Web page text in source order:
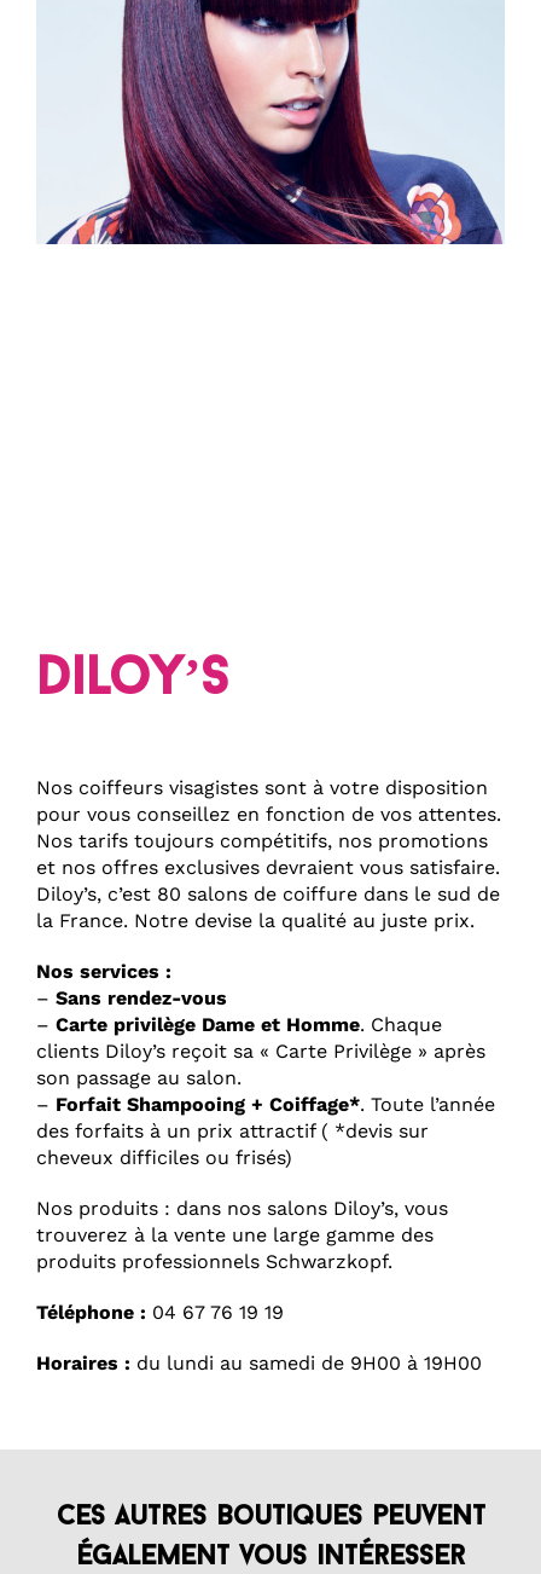
Diloy’s
Nos coiffeurs visagistes sont à votre disposition
pour vous conseillez en fonction de vos attentes.
Nos tarifs toujours compétitifs, nos promotions
et nos offres exclusives devraient vous satisfaire.
Diloy’s, c’est 80 salons de coiffure dans le sud de
la France. Notre devise la qualité au juste prix.
Nos services :
– Sans rendez-vous
– Carte privilège Dame et Homme. Chaque
clients Diloy’s reçoit sa « Carte Privilège » après
son passage au salon.
– Forfait Shampooing + Coiffage*. Toute l’année
des forfaits à un prix attractif ( *devis sur
cheveux difficiles ou frisés)
Nos produits : dans nos salons Diloy’s, vous
trouverez à la vente une large gamme des
produits professionnels Schwarzkopf.
Téléphone : 04 67 76 19 19
Horaires : du lundi au samedi de 9H00 à 19H00
Ces autres boutiques peuvent
également vous intéresser